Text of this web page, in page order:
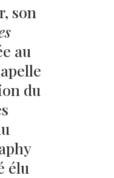
son
au
du
élu